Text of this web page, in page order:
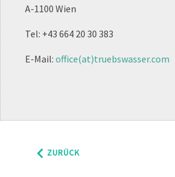
A-1100 Wien
Tel: +43 664 20 30 383
E-Mail: office(at)truebswasser.com